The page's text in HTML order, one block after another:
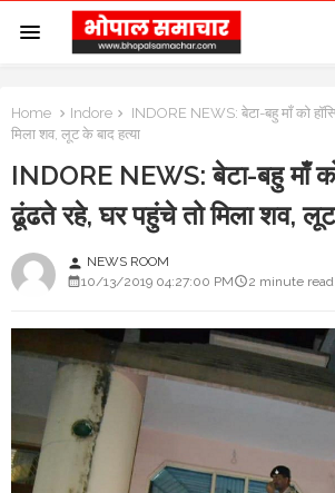
Home Indore
INDORE NEWS: बेटा-बहु माँ को
मिला शव, लूट के बाद हत्या
INDORE NEWS: बेटा-बहु माँ
ढूंढते रहे, घर पहुंचे तो मिला शव,
person NEWS ROOM
10/13/2019 04:27:00 PM
2 minute read